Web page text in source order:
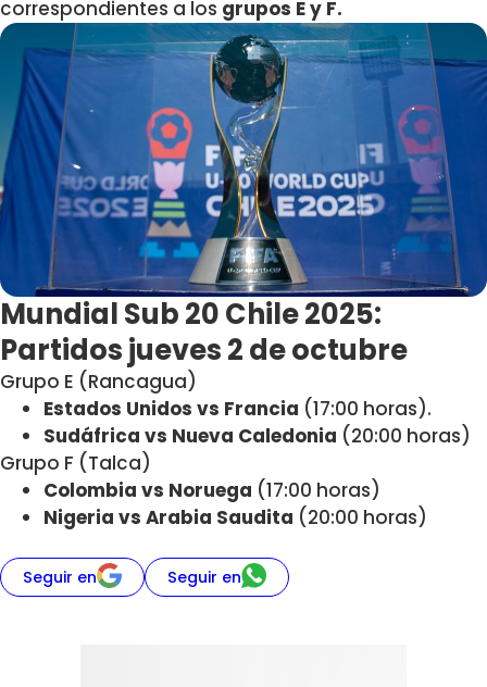
correspondientes a los grupos E y F.
Mundial Sub 20 Chile 2025:
Partidos jueves 2 de octubre
Grupo E (Rancagua)
Estados Unidos vs Francia (17:00 horas).
Sudáfrica vs Nueva Caledonia (20:00 horas)
Grupo F (Talca)
Colombia vs Noruega (17:00 horas)
Nigeria vs Arabia Saudita (20:00 horas)
Seguir en Seguir en